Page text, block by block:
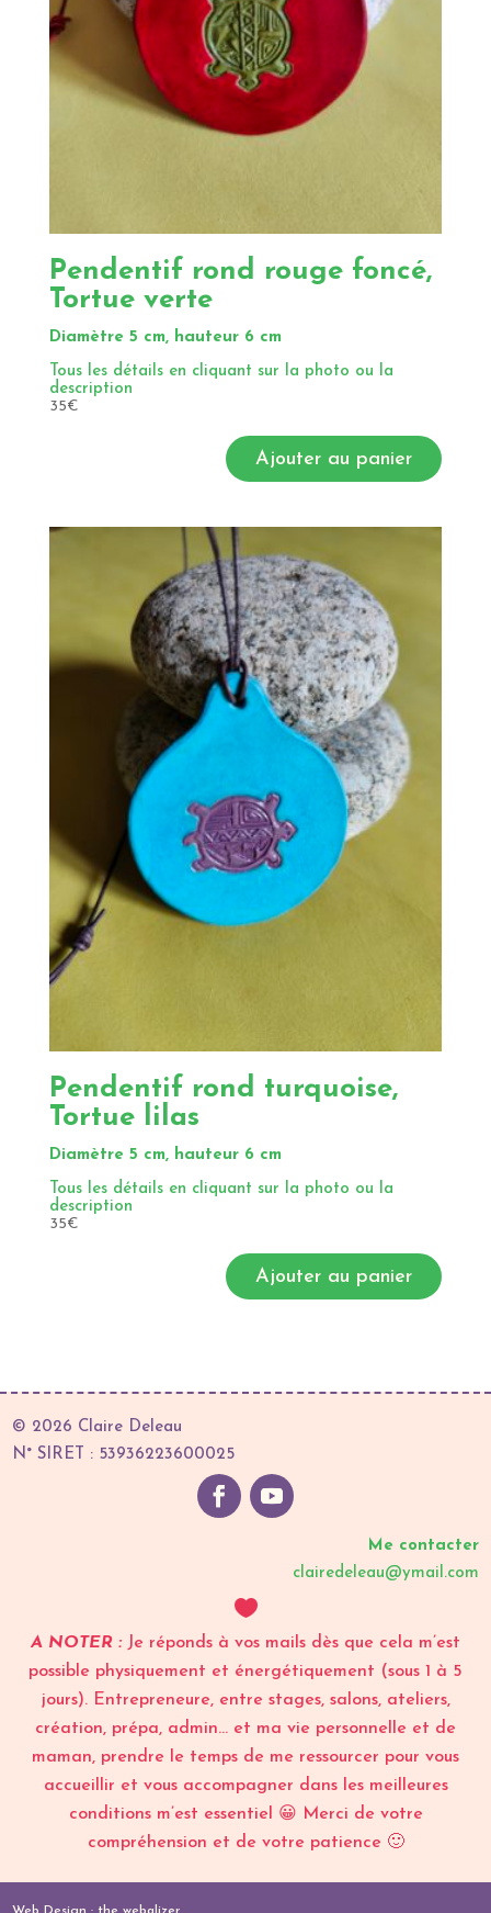
Pendentif rond rouge foncé,
Tortue verte
Diamètre 5 cm, hauteur 6 cm
Tous les détails en cliquant sur la photo ou la
description
35€
Ajouter au panier
Pendentif rond turquoise,
Tortue lilas
Diamètre 5 cm, hauteur 6 cm
Tous les détails en cliquant sur la photo ou la
description
35€
Ajouter au panier
© 2026 Claire Deleau
N° SIRET : 53936223600025
Me contacter
clairedeleau@ymail.com

A NOTER : Je réponds à vos mails dès que cela m’est
possible physiquement et énergétiquement (sous 1 à 5
jours). Entrepreneure, entre stages, salons, ateliers,
création, prépa, admin… et ma vie personnelle et de
maman, prendre le temps de me ressourcer pour vous
accueillir et vous accompagner dans les meilleures
conditions m’est essentiel 😀 Merci de votre
compréhension et de votre patience 🙂